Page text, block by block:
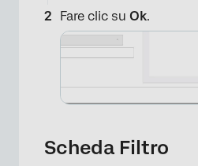
Fare clic su Ok.
Scheda Filtro